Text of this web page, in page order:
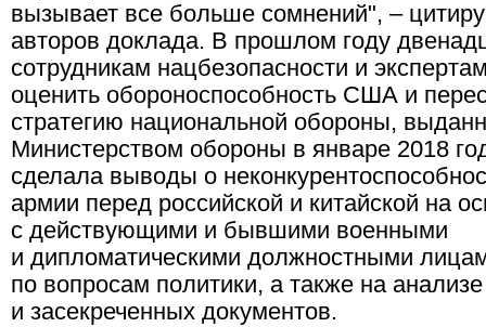
вызывает все больше сомнений", –
авторов доклада. В прошлом году
сотрудникам нацбезопасности и
оценить обороноспособность США и
стратегию национальной обороны,
Министерством обороны в январе 2018
сделала выводы о
армии перед российской и китайской на
с действующими и бывшими военными
и дипломатическими должностными
по вопросам политики, а также на
и засекреченных документов.